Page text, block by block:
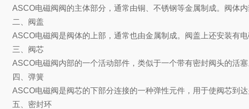
ASCO电磁阀阀的主体部分，通常由铜、不锈钢等金属制成。阀体
二、阀盖
ASCO电磁阀是阀体的上部，通常也由金属制成。阀盖上还安装有
三、阀芯
ASCO电磁阀内部的一个活动部件，类似于一个带有密封阀头的活
四、弹簧
ASCO电磁阀是阀芯的下部分连接的一种弹性元件，用于使阀芯到
五、密封环